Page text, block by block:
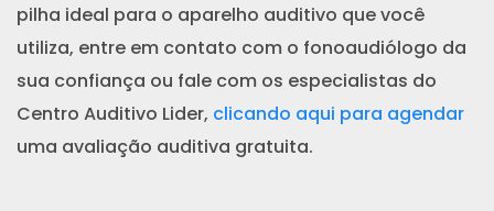
pilha ideal para o aparelho auditivo que você
utiliza, entre em contato com o fonoaudiólogo da
sua confiança ou fale com os especialistas do
Centro Auditivo Lider, clicando aqui para agendar
uma avaliação auditiva gratuita.